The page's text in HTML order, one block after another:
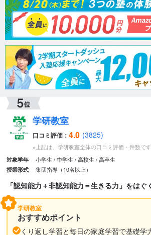
学研教室
口コミ評価： 4.0 (3825)
※上記は、学研教室全体の口コミ評価・件数です
対象学年 小学生 中学生 高校生 高卒生
授業形式 集団指導（10名以上）
「認知能力＋非認知能力＝生きる力」をはぐ
学研教室
おすすめポイント
くり返し学習と毎日の家庭学習で基礎学